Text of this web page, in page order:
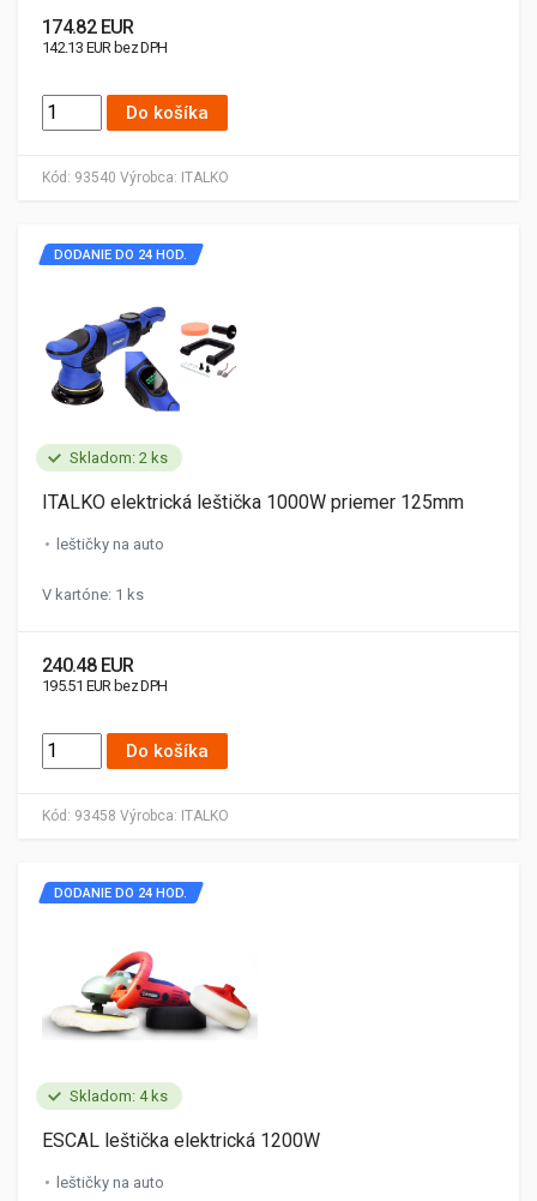
Kód: 93540 Výrobca: ITALKO
174.82 EUR
142.13 EUR bez DPH
Do košíka
Skladom: 2 ks
Kód: 93458 Výrobca: ITALKO
DODANIE DO 24 HOD.
ITALKO elektrická leštička 1000W priemer 125mm
leštičky na auto
V kartóne: 1 ks
240.48 EUR
195.51 EUR bez DPH
Do košíka
Skladom: 4 ks
DODANIE DO 24 HOD.
ESCAL leštička elektrická 1200W
leštičky na auto